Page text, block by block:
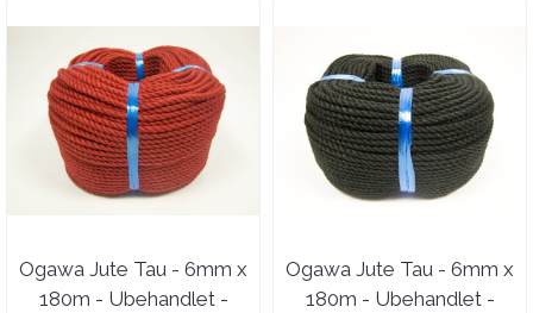
Ogawa Jute Tau - 6mm x
180m - Ubehandlet -
Ogawa Jute Tau - 6mm x
180m - Ubehandlet -